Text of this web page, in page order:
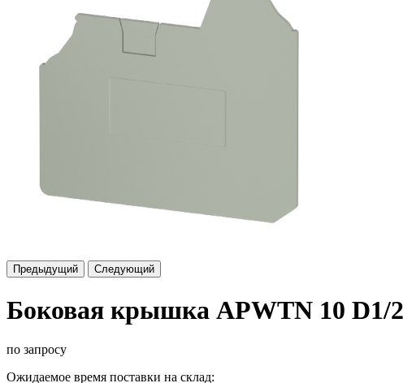
Предыдущий Следующий
Боковая крышка APWTN 10 D1/2
по запросу
Ожидаемое время поставки на склад: